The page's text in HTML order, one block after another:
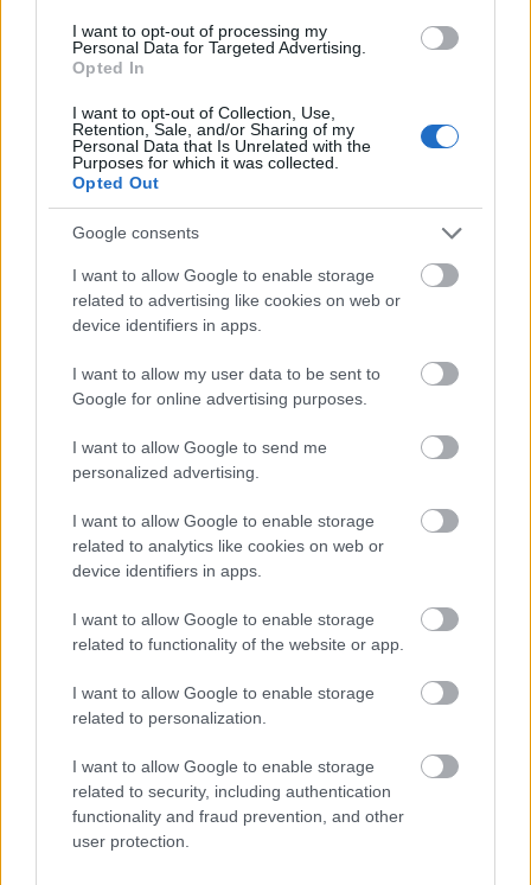
I want to opt-out of processing my
Personal Data for Targeted Advertising.
Opted In
I want to opt-out of Collection, Use,
Retention, Sale, and/or Sharing of my
Personal Data that Is Unrelated with the
Purposes for which it was collected.
Opted Out
Google consents
I want to allow Google to enable storage
related to advertising like cookies on web or
device identifiers in apps.
I want to allow my user data to be sent to
Google for online advertising purposes.
I want to allow Google to send me
personalized advertising.
I want to allow Google to enable storage
related to analytics like cookies on web or
device identifiers in apps.
I want to allow Google to enable storage
related to functionality of the website or app.
I want to allow Google to enable storage
related to personalization.
I want to allow Google to enable storage
related to security, including authentication
functionality and fraud prevention, and other
user protection.
Διαβάζονται αυτή τη στιγμή
Η γαλάζια «θετική ατζέντα» στο δρόμο για το
2027 - Το παράπονο της Καρυστιανού - Στον
ΣΥΡΙΖΑ μελετούν Ιστορία
Πυρόπληκτοι: Τι σημαίνουν τα «πράσινα»,
«κίτρινα» και «κόκκινα» σπίτια για τις
Ποια είναι η (κυβερνητική) λίστα με τα μεγάλα
οδικά έργα και τα εκτιμώμενα
BEST OFINTERNET